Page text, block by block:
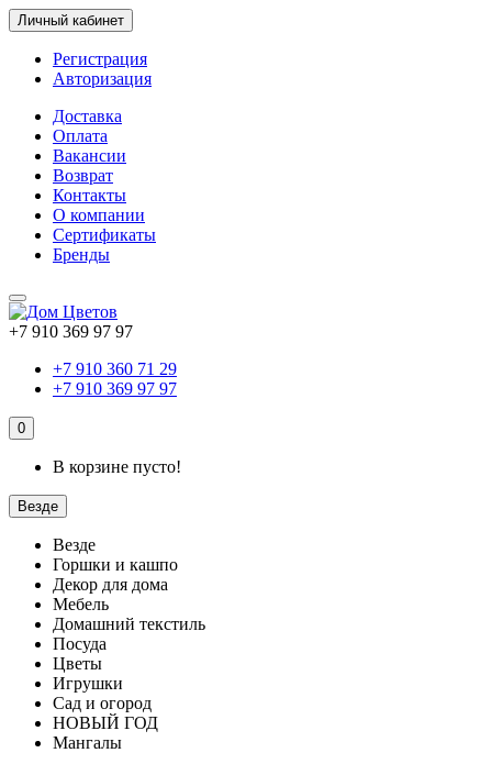
Личный кабинет
Регистрация
Авторизация
Доставка
Оплата
Вакансии
Возврат
Контакты
О компании
Сертификаты
Бренды
+7 910 369 97 97
+7 910 360 71 29
+7 910 369 97 97
0
В корзине пусто!
Везде
Везде
Горшки и кашпо
Декор для дома
Мебель
Домашний текстиль
Посуда
Цветы
Игрушки
Сад и огород
НОВЫЙ ГОД
Мангалы